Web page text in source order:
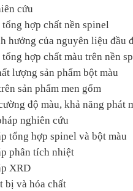
cứu
hợp chất nền spinel
hưởng của nguyên liệu đầu
hợp chất màu trên nền
lượng sản phẩm bột màu
sản phẩm men gốm
độ màu, khả năng phát
nghiên cứu
tổng hợp spinel và bột màu
phân tích nhiệt
XRD
bị và hóa chất